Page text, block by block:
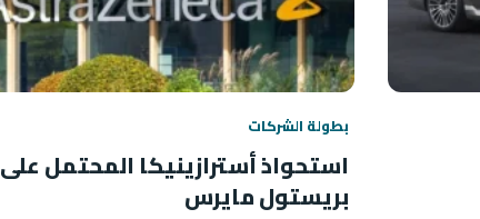
بطولة الشركات
استحواذ أسترازينيكا المحتمل على
بريستول مايرس